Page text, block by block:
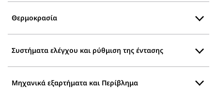
Θερμοκρασία
Συστήματα ελέγχου και ρύθμιση της έντασης
Μηχανικά εξαρτήματα και Περίβλημα